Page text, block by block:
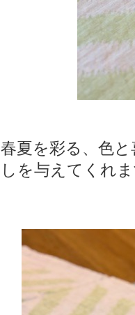
春夏を彩る、色
しを与えてくれ